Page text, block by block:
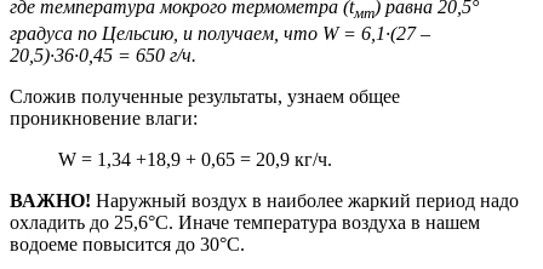
где температура мокрого термометра (tмт) равна 20,5°
градуса по Цельсию, и получаем, что W = 6,1∙(27 –
20,5)∙36∙0,45 = 650 г/ч.
Сложив полученные результаты, узнаем общее
проникновение влаги:
W = 1,34 +18,9 + 0,65 = 20,9 кг/ч.
ВАЖНО! Наружный воздух в наиболее жаркий период надо
охладить до 25,6°С. Иначе температура воздуха в нашем
водоеме повысится до 30°С.